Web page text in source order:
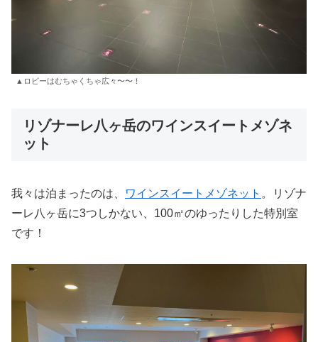
▲ロビーはむちゃくちゃ広々〜〜！
リゾナーレ八ヶ岳のワインスイートメゾネ
ット
我々は泊まったのは、 ワインスイートメゾネット 。リゾナ
ーレ八ヶ岳に3つしかない、100㎡のゆったりした特別室
です！